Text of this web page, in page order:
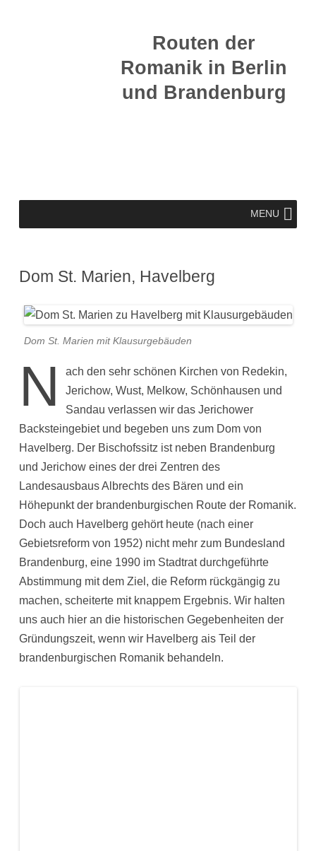
Routen der
Romanik in Berlin
und Brandenburg
Zum
springen
MENU
Dom St. Marien, Havelberg
Dom St. Marien mit Klausurgebäuden
N
ach den sehr schönen Kirchen von Redekin,
Jerichow, Wust, Melkow, Schönhausen und
Sandau verlassen wir das Jerichower
Backsteingebiet und begeben uns zum Dom von
Havelberg. Der Bischofssitz ist neben Brandenburg
und Jerichow eines der drei Zentren des
Landesausbaus Albrechts des Bären und ein
Höhepunkt der brandenburgischen Route der Romanik.
Doch auch Havelberg gehört heute (nach einer
Gebietsreform von 1952) nicht mehr zum Bundesland
Brandenburg, eine 1990 im Stadtrat durchgeführte
Abstimmung mit dem Ziel, die Reform rückgängig zu
machen, scheiterte mit knappem Ergebnis. Wir halten
uns auch hier an die historischen Gegebenheiten der
Gründungszeit, wenn wir Havelberg ais Teil der
brandenburgischen Romanik behandeln.